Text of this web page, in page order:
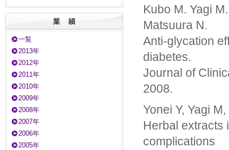
一覧
2013年
2012年
2011年
2010年
2009年
2008年
2007年
2006年
2005年
Kubo M. Yagi
Matsuura N.
Anti-glycation
diabetes.
Journal of
2008.
Yonei Y, Yagi
Herbal extracts
complications